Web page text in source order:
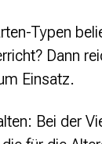
Typen
Dann
Einsatz.
Bei der